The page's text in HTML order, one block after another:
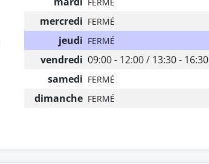
mercredi FERMÉ
jeudi FERMÉ
vendredi 09:00 - 12:00 / 13:30 - 16:30
samedi FERMÉ
dimanche FERMÉ